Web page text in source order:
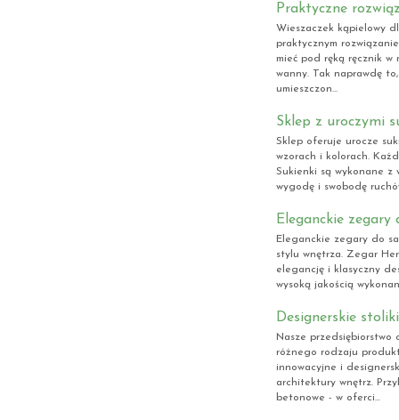
Praktyczne
Wieszaczek kąpielowy
praktycznym
mieć pod ręką ręcznik w
wanny. Tak naprawdę
umieszczon...
Sklep z uroczymi
Sklep oferuje urocze
wzorach i kolorach.
Sukienki są wykonane z
wygodę i swobodę
Eleganckie zegary
Eleganckie zegary do
stylu wnętrza. Zegar
elegancję i klasyczny
wysoką jakością
Designerskie
Nasze
różnego rodzaju
innowacyjne i
architektury wnętrz.
betonowe - w oferci...